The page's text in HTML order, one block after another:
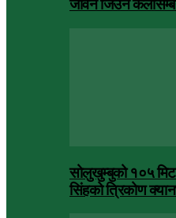
जीवन जिउने
सोलुखुम्बुको १०५
सिंहको त्रिकोण